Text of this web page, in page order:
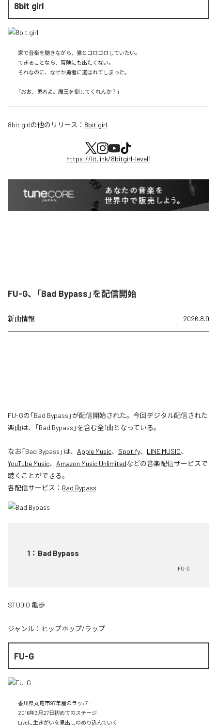
8bit girl
家で音楽を聴きながら、猫とゴロゴロしていたい。
できることなら、冒険にも出たくない。
それなのに、なぜか勇者に選ばれてしまった。
8bit girlの他のリリース： 8bit girl
https://lit.link/8bitgirl-level1
FU-G、「Bad Bypass」を配信開始
新曲情報 2026.8.9
FU-Gの「Bad Bypass」が配信開始された。今回デジタル配信された
楽曲は、「Bad Bypass」を含む全1曲となっている。
なお「Bad Bypass 」は、 Apple Music、 Spotify、 LINE MUSIC、
YouTube Music、 Amazon Music Unlimitedなどの音楽配信サービスで
聴くことができる。
各配信サービス： Bad Bypass
1 ： Bad Bypass
FU-G
STUDIO 亀歩
ジャンル： ヒップホップ/ラップ
FU-G
香川県丸亀市97年産のラッパー
2016年3月27日初めてのステージ
Liveに生きがいを見出しのめり込んでいく